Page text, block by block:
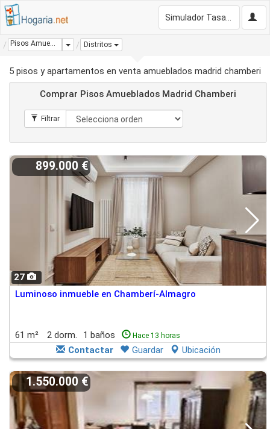
Pisos Amueblados Madrid Chamberi Dropdown
Distritos
5 pisos y apartamentos en venta amueblados madrid chamberi
Comprar Pisos Amueblados Madrid Chamberi
27
899.000 €
Luminoso inmueble en Chamberí-Almagro
61 m² 2 dorm. 1 baños Hace 13 horas
Contactar Guardar Ubicación
1.550.000 €